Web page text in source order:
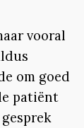
vooral
om goed
patiënt